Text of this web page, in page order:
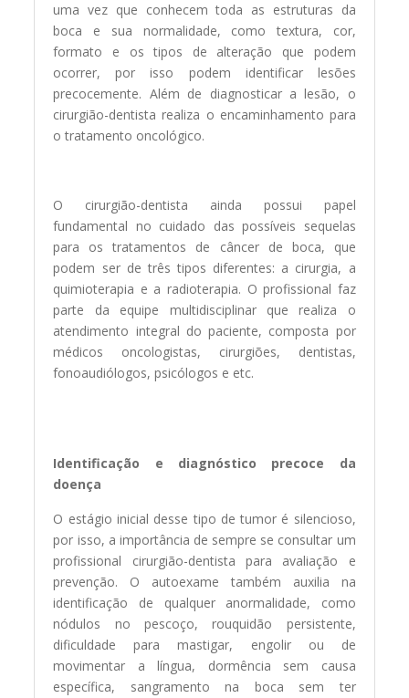
uma vez que conhecem toda as estruturas da
boca e sua normalidade, como textura, cor,
formato e os tipos de alteração que podem
ocorrer, por isso podem identificar lesões
precocemente. Além de diagnosticar a lesão, o
cirurgião-dentista realiza o encaminhamento para
o tratamento oncológico.
O cirurgião-dentista ainda possui papel
fundamental no cuidado das possíveis sequelas
para os tratamentos de câncer de boca, que
podem ser de três tipos diferentes: a cirurgia, a
quimioterapia e a radioterapia. O profissional faz
parte da equipe multidisciplinar que realiza o
atendimento integral do paciente, composta por
médicos oncologistas, cirurgiões, dentistas,
fonoaudiólogos, psicólogos e etc.
Identificação e diagnóstico precoce da
doença
O estágio inicial desse tipo de tumor é silencioso,
por isso, a importância de sempre se consultar um
profissional cirurgião-dentista para avaliação e
prevenção. O autoexame também auxilia na
identificação de qualquer anormalidade, como
nódulos no pescoço, rouquidão persistente,
dificuldade para mastigar, engolir ou de
movimentar a língua, dormência sem causa
específica, sangramento na boca sem ter